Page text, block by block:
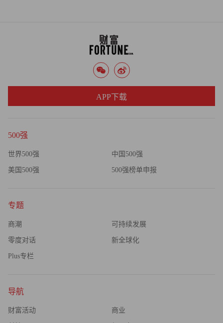
500强
世界500强 中国500强
美国500强 500强榜单申报
专题
商潮 可持续发展
零度对话 新全球化
Plus专栏
导航
财富活动 商业
APP下载